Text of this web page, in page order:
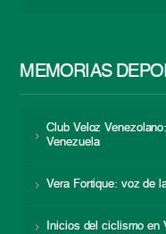
MEMORIAS
Club Veloz
Venezuela
Vera Fortique: voz de
Inicios del ciclismo en